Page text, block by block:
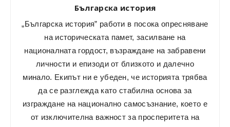
Българска история
„Българска история” работи в посока опресняване
на историческата памет, засилване на
националната гордост, възраждане на забравени
личности и епизоди от близкото и далечно
минало. Екипът ни е убеден, че историята трябва
да се разглежда като стабилна основа за
изграждане на национално самосъзнание, което е
от изключителна важност за просперитета на